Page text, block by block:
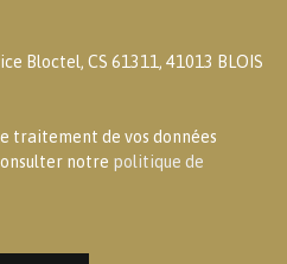
Bloctel, CS 61311, 41013 BLOIS
traitement de vos données
notre politique de